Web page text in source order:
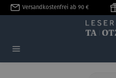
springen
Versandkostenfrei ab 90 €